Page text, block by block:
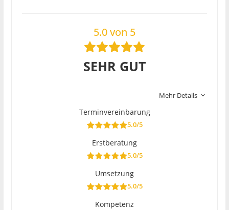
5.0 von 5
SEHR GUT
Mehr Details
Terminvereinbarung
5.0/5
Erstberatung
5.0/5
Umsetzung
5.0/5
Kompetenz